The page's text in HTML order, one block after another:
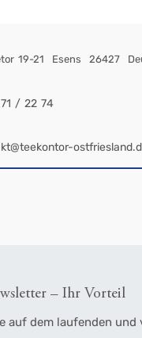
19-21 Esens 26427
/ 22 74
– Ihr Vorteil
auf dem laufenden und